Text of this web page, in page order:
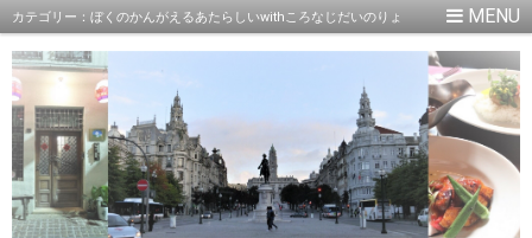
カテゴリー：ぼくのかんがえるあたらしいwithころなじだいのりょ
こうの記事一覧